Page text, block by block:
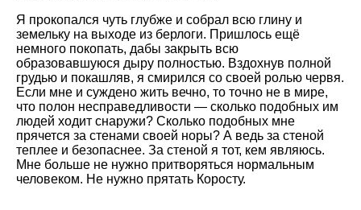
Я прокопался чуть глубже и собрал всю глину и
земельку на выходе из берлоги. Пришлось ещё
немного покопать, дабы закрыть всю
образовавшуюся дыру полностью. Вздохнув полной
грудью и покашляв, я смирился со своей ролью червя.
Если мне и суждено жить вечно, то точно не в мире,
что полон несправедливости — сколько подобных им
людей ходит снаружи? Сколько подобных мне
прячется за стенами своей норы? А ведь за стеной
теплее и безопаснее. За стеной я тот, кем являюсь.
Мне больше не нужно притворяться нормальным
человеком. Не нужно прятать Коросту.